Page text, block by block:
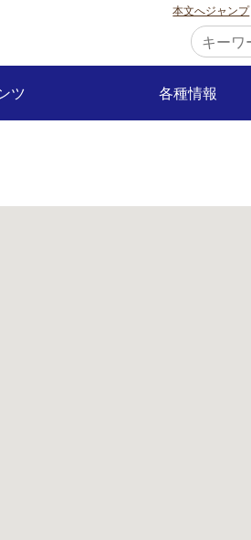
本文へジャンプ
ツ 各種情報